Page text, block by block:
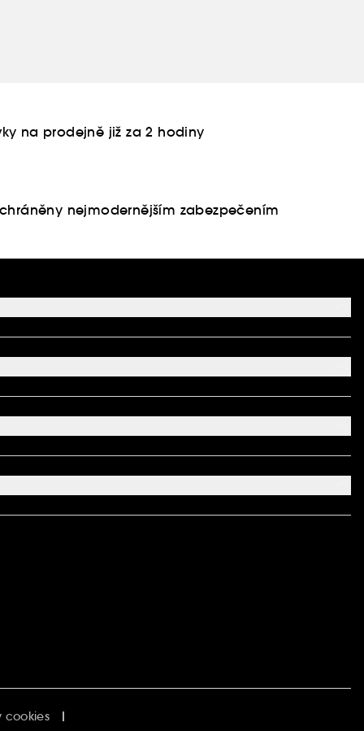
na prodejně již za 2 hodiny
nejmodernějším zabezpečením
cookies